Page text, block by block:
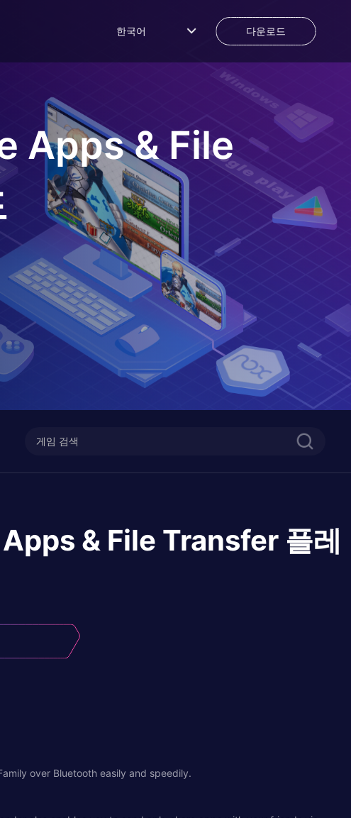
한국어 다운로드
Apps & File
& File Transfer 플레
over Bluetooth easily and speedily.